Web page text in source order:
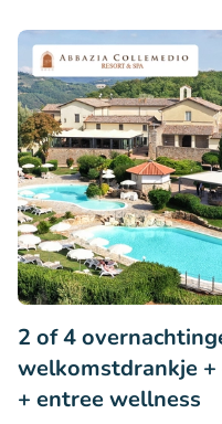
2 of 4
welkomstdrankje
+ entree wellness